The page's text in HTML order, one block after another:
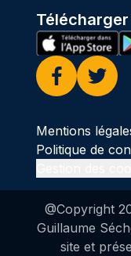
Facebook
Twitter
Mentions
Politique de
@Copyright
Guillaume
site et